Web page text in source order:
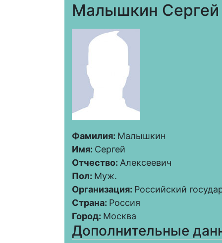
Малышкин Сергей
Фамилия: Малышкин
Имя: Сергей
Отчество: Алексеевич
Пол: Муж.
Организация: Российский
Страна: Россия
Город: Москва
Дополнительные